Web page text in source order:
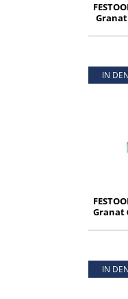
Granat
IN
Granat
IN